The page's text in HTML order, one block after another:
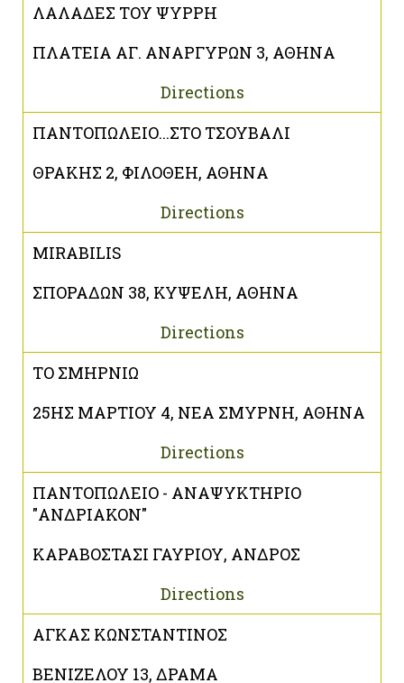
ΛΑΛΑΔΕΣ ΤΟΥ ΨΥΡΡΗ
ΠΛΑΤΕΙΑ ΑΓ. ΑΝΑΡΓΥΡΩΝ 3, ΑΘΗΝΑ
Directions
ΠΑΝΤΟΠΩΛΕΙΟ...ΣΤΟ ΤΣΟΥΒΑΛΙ
ΘΡΑΚΗΣ 2, ΦΙΛΟΘΕΗ, ΑΘΗΝΑ
Directions
MIRABILIS
ΣΠΟΡΑΔΩΝ 38, ΚΥΨΕΛΗ, ΑΘΗΝΑ
Directions
ΤΟ ΣΜΗΡΝΙΩ
25ΗΣ ΜΑΡΤΙΟΥ 4, ΝΕΑ ΣΜΥΡΝΗ, ΑΘΗΝΑ
Directions
ΠΑΝΤΟΠΩΛΕΙΟ - ΑΝΑΨΥΚΤΗΡΙΟ
"ΑΝΔΡΙΑΚΟΝ"
ΚΑΡΑΒΟΣΤΑΣΙ ΓΑΥΡΙΟΥ, ΑΝΔΡΟΣ
Directions
ΑΓΚΑΣ ΚΩΝΣΤΑΝΤΙΝΟΣ
ΒΕΝΙΖΕΛΟΥ 13, ΔΡΑΜΑ